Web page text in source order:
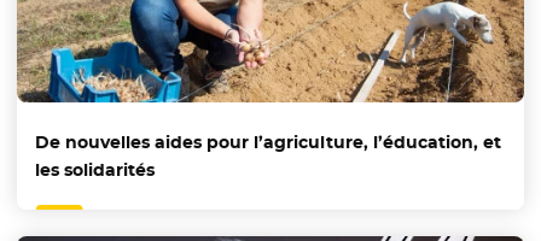
De nouvelles aides pour l’agriculture, l’éducation, et
les solidarités